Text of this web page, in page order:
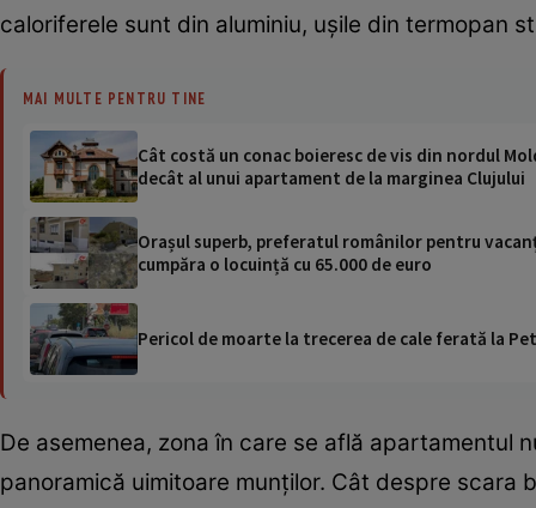
caloriferele sunt din aluminiu, ușile din termopan
MAI MULTE PENTRU TINE
Cât costă un conac boieresc de vis din nordul
decât al unui apartament de la marginea Clujului
Orașul superb, preferatul românilor pentru
cumpăra o locuință cu 65.000 de euro
Pericol de moarte la trecerea de cale ferată la
De asemenea, zona în care se află apartamentul
panoramică uimitoare munților. Cât despre